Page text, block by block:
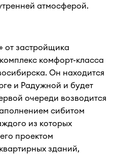
атмосферой.
от застройщика
комфорт-класса
Он находится
и Радужной и будет
очереди возводится
сибитом
из которых
проектом
зданий,